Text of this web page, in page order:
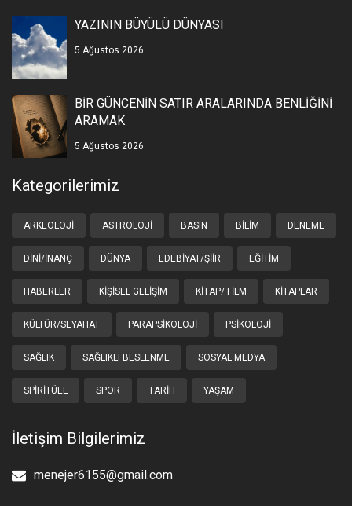
YAZININ BÜYÜLÜ DÜNYASI
5 Ağustos 2026
BİR GÜNCENİN SATIR ARALARINDA BENLİĞİNİ
ARAMAK
5 Ağustos 2026
Kategorilerimiz
ARKEOLOJI ASTROLOJI BASIN BILIM DENEME
DINI/İNANÇ DÜNYA EDEBIYAT/ŞIIR EĞITIM
HABERLER KIŞISEL GELIŞIM KITAP/ FILM KITAPLAR
KÜLTÜR/SEYAHAT PARAPSIKOLOJI PSIKOLOJI
SAĞLIK SAĞLIKLI BESLENME SOSYAL MEDYA
SPIRITÜEL SPOR TARIH YAŞAM
İletişim Bilgilerimiz
menejer6155@gmail.com